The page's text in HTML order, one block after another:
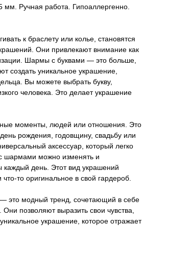
мм. Ручная работа. Гипоаллергенно.
к браслету или колье, становятся
Они привлекают внимание как
Шармы с буквами — это больше,
создать уникальное украшение,
Вы можете выбрать букву,
человека. Это делает украшение
моменты, людей или отношения. Это
рождения, годовщину, свадьбу или
аксессуар, который легко
шармами можно изменять и
каждый день. Этот вид украшений
то оригинальное в свой гардероб.
это модный тренд, сочетающий в себе
позволяют выразить свои чувства,
украшение, которое отражает